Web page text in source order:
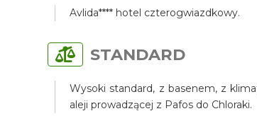
Avlida**** hotel czterogwiazdkowy.
STANDARD
Wysoki standard, z basenem, z
aleji prowadzącej z Pafos do Chloraki.